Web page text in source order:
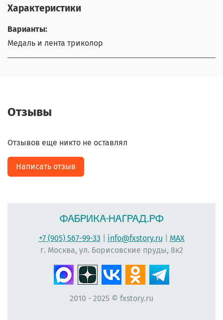
Характеристики
Варианты:
Медаль и лента триколор
Отзывы
Отзывов еще никто не оставлял
Написать отзыв
+7 (905) 567-99-33 info@fxstory.ru
MAX
г. Москва, ул. Борисовские пруды, 8к2
2010 - 2025 © fxstory.ru